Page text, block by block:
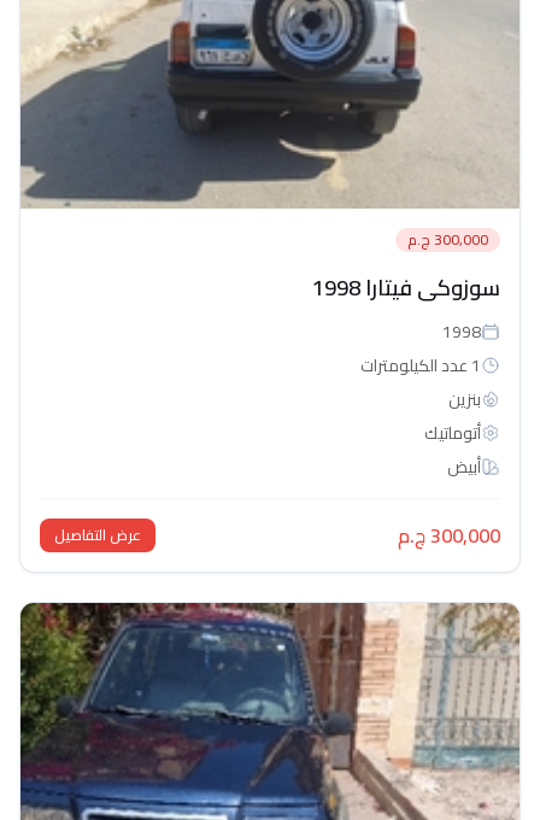
300,000 ج.م
سوزوكى فيتارا 1998
1998
1 عدد الكيلومترات
بنزين
أتوماتيك‎
أبيض
300,000 ج.م عرض التفاصيل